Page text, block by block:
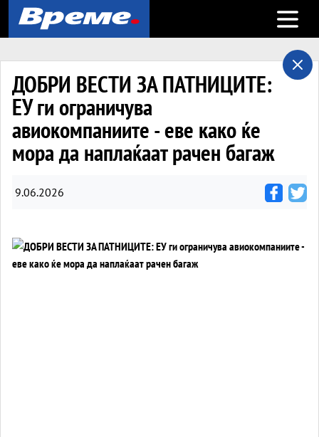
Open
ДОБРИ ВЕСТИ ЗА ПАТНИЦИТЕ:
ЕУ ги ограничува
авиокомпаниите - еве како ќе
мора да наплаќаат рачен багаж
9.06.2026